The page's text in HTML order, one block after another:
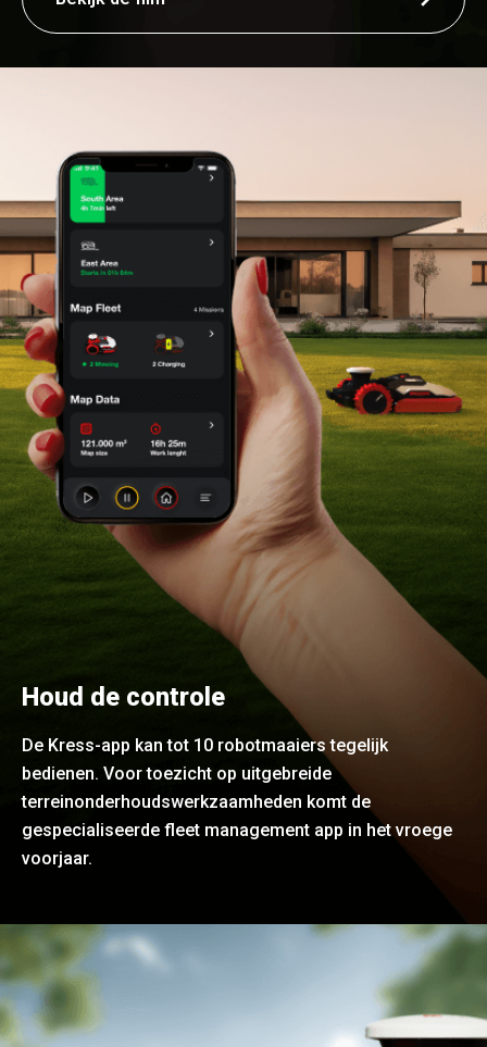
Houd de controle
De Kress-app kan tot 10 robotmaaiers tegelijk
bedienen. Voor toezicht op uitgebreide
terreinonderhoudswerkzaamheden komt de
gespecialiseerde fleet management app in het vroege
voorjaar.